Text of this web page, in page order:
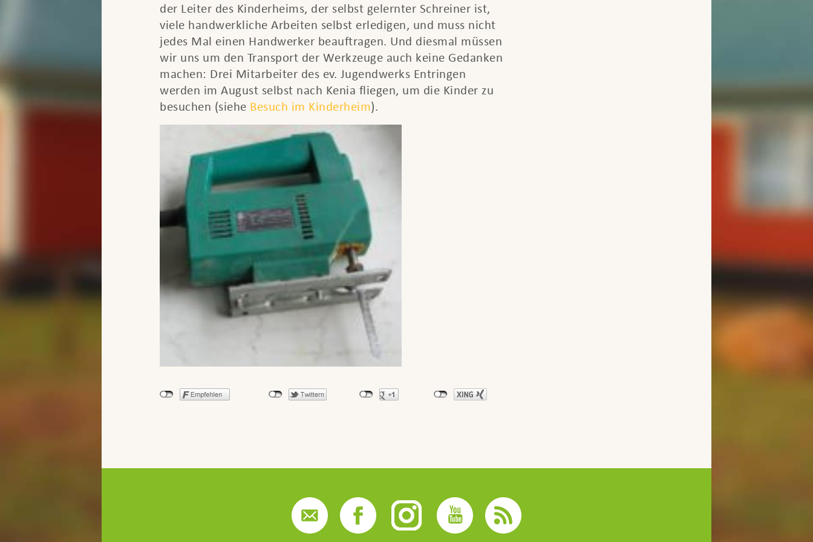
der Leiter des Kinderheims, der selbst gelernter Schreiner ist,
viele handwerkliche Arbeiten selbst erledigen, und muss nicht
jedes Mal einen Handwerker beauftragen. Und diesmal müssen
wir uns um den Transport der Werkzeuge auch keine Gedanken
machen: Drei Mitarbeiter des ev. Jugendwerks Entringen
werden im August selbst nach Kenia fliegen, um die Kinder zu
besuchen (siehe Besuch im Kinderheim).